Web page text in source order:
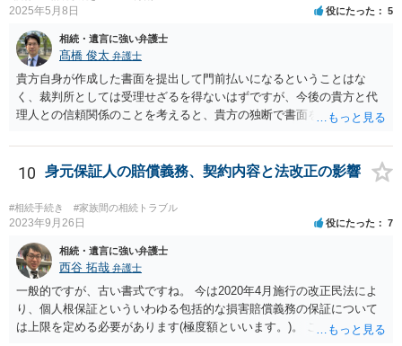
2025年5月8日 役にたった 5
相続・遺言に強い弁護士
髙橋 俊太 弁護士
貴方自身が作成した書面を提出して門前払いになるということはな
く、裁判所としては受理せざるを得ないはずですが、今後の貴方と代
理人との信頼関係のことを考えると、貴方の独断で書面を提出したり
士が主張書面の提出を渋っているようですが、弁護士として提出の実
益がないと考えている可能性もあると思いますので、そのあたりも含
めて、弁護士見解を確認等するためによく打ち合わせた方がよいと思
います。単に面倒臭いということで書面提出をしないということであ
れば、当該弁護士との委任関係を修了した上で、貴方のほうで書面提
出することを検討なさった方がよいでしょう。
10 身元保証人の賠償義務、契約内容と法改正の影響
#相続手続き #家族間の相続トラブル
2023年9月26日 役にたった 7
相続・遺言に強い弁護士
西谷 拓哉 弁護士
一般的ですが、古い書式ですね。 今は2020年4月施行の改正民法によ
り、個人根保証といういわゆる包括的な損害賠償義務の保証について
は上限を定める必要があります(極度額といいます。)。 この書式にサ